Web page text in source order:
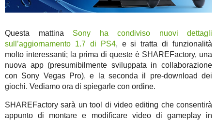
Questa mattina Sony ha condiviso nuovi dettagli
sull’aggiornamento 1.7 di PS4, e si tratta di funzionalità
molto interessanti; la prima di queste è SHAREFactory, una
nuova app (presumibilmente sviluppata in collaborazione
con Sony Vegas Pro), e la seconda il pre-download dei
giochi. Vediamo ora di spiegarle con ordine.
SHAREFactory sarà un tool di video editing che consentirà
appunto di montare e modificare video di gameplay in